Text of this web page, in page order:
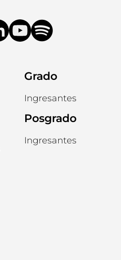
Grado
Ingresantes
Posgrado
Ingresantes